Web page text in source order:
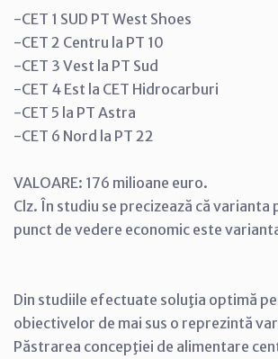
-CET 1 SUD PT West Shoes
-CET 2 Centru la PT 10
-CET 3 Vest la PT Sud
-CET 4 Est la CET Hidrocarburi
-CET 5 la PT Astra
-CET 6 Nord la PT 22
VALOARE: 176 milioane euro.
Clz. În studiu se precizează că
punct de vedere economic este
Din studiile efectuate soluţia optimă
obiectivelor de mai sus o reprezintă
Păstrarea concepţiei de alimentare